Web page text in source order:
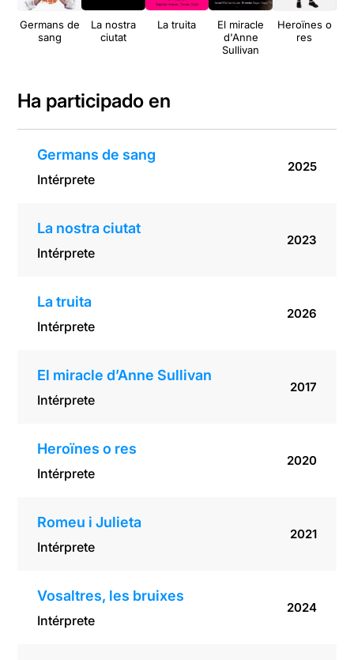
Germans de
sang
La nostra
ciutat
La truita
El miracle
d'Anne
Sullivan
Heroïnes o
res
Ha participado en
Germans de sang
Intérprete
2025
La nostra ciutat
Intérprete
2023
La truita
Intérprete
2026
El miracle d’Anne Sullivan
Intérprete
2017
Heroïnes o res
Intérprete
2020
Romeu i Julieta
Intérprete
2021
Vosaltres, les bruixes
Intérprete
2024